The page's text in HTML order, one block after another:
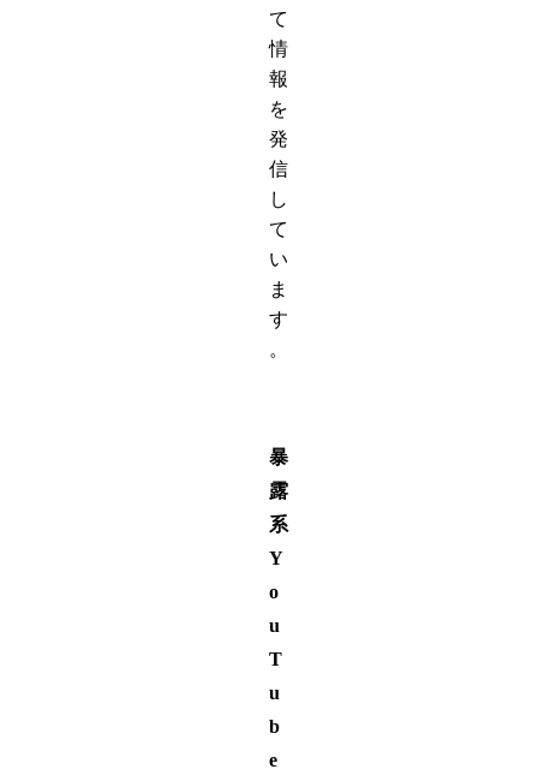
て
情
報
を
発
信
し
て
い
ま
す
。
暴
露
系
Y
o
u
T
u
b
e